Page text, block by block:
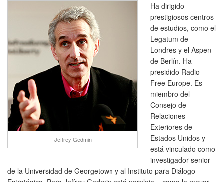
Jeffrey Gedmin
Ha dirigido
prestigiosos centros
de estudios, como el
Legatum de
Londres y el Aspen
de Berlín. Ha
presidido Radio
Free Europe. Es
miembro del
Consejo de
Relaciones
Exteriores de
Estados Unidos y
está vinculado como
investigador senior
de la Universidad de Georgetown y al Instituto para Diálogo